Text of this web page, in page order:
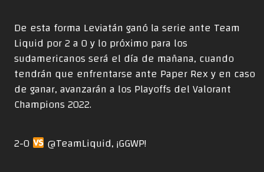
De esta forma Leviatán ganó la serie ante Team
Liquid por 2 a 0 y lo próximo para los
sudamericanos será el día de mañana, cuando
tendrán que enfrentarse ante Paper Rex y en caso
de ganar, avanzarán a los Playoffs del Valorant
Champions 2022.
2-0
@TeamLiquid, ¡GGWP!